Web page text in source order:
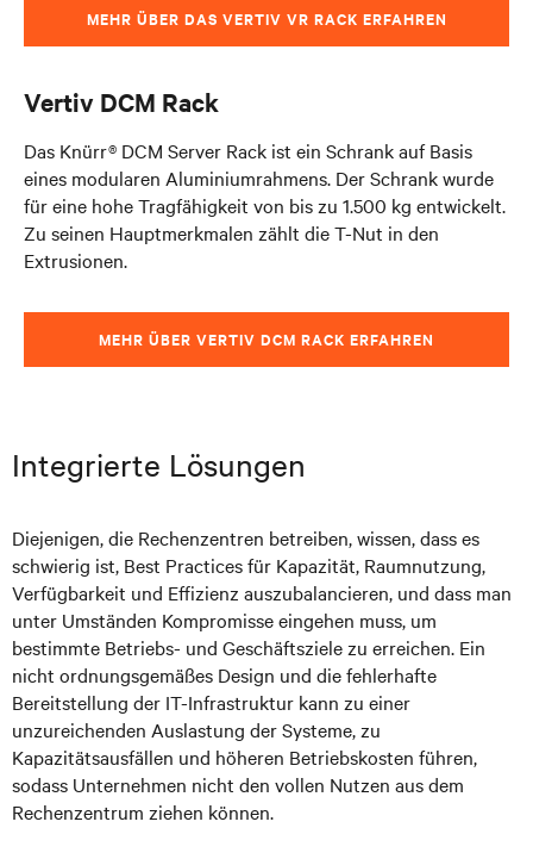
MEHR ÜBER DAS VERTIV VR RACK ERFAHREN
Vertiv DCM Rack
Das Knürr® DCM Server Rack ist ein Schrank auf Basis
eines modularen Aluminiumrahmens. Der Schrank wurde
für eine hohe Tragfähigkeit von bis zu 1.500 kg entwickelt.
Zu seinen Hauptmerkmalen zählt die T-Nut in den
Extrusionen.
MEHR ÜBER VERTIV DCM RACK ERFAHREN
Integrierte Lösungen
Diejenigen, die Rechenzentren betreiben, wissen, dass es
schwierig ist, Best Practices für Kapazität, Raumnutzung,
Verfügbarkeit und Effizienz auszubalancieren, und dass man
unter Umständen Kompromisse eingehen muss, um
bestimmte Betriebs- und Geschäftsziele zu erreichen. Ein
nicht ordnungsgemäßes Design und die fehlerhafte
Bereitstellung der IT-Infrastruktur kann zu einer
unzureichenden Auslastung der Systeme, zu
Kapazitätsausfällen und höheren Betriebskosten führen,
sodass Unternehmen nicht den vollen Nutzen aus dem
Rechenzentrum ziehen können.